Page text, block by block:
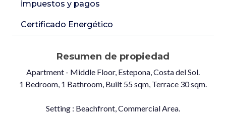
impuestos y pagos
Certificado Energético
Resumen de propiedad
Apartment - Middle Floor, Estepona, Costa del Sol.
1 Bedroom, 1 Bathroom, Built 55 sqm, Terrace 30 sqm.
Setting : Beachfront, Commercial Area.